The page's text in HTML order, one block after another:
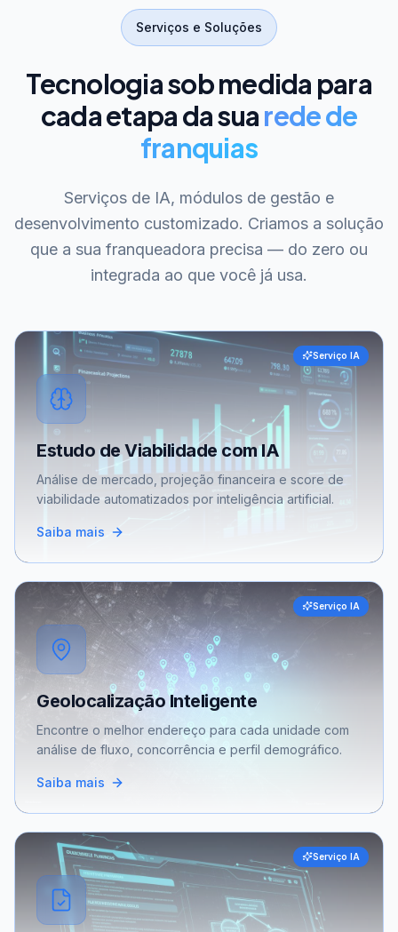
Serviços e Soluções
Tecnologia sob medida para
cada etapa da suarede de
franquias
Serviços de IA, módulos de gestão e
desenvolvimento customizado. Criamos a solução
que a sua franqueadora precisa — do zero ou
integrada ao que você já usa.
Serviço IA
Estudo de Viabilidade com IA
Análise de mercado, projeção financeira e score de
viabilidade automatizados por inteligência artificial.
Saiba mais
Serviço IA
Geolocalização Inteligente
Encontre o melhor endereço para cada unidade com
análise de fluxo, concorrência e perfil demográfico.
Saiba mais
Serviço IA